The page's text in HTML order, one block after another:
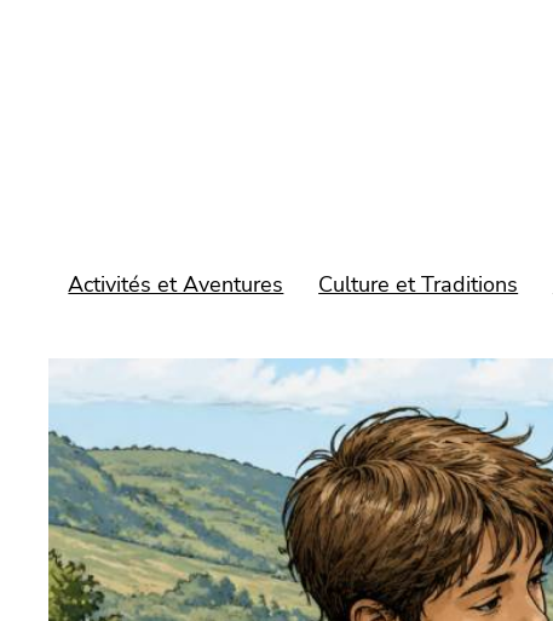
Activités et Aventures Culture et Traditions